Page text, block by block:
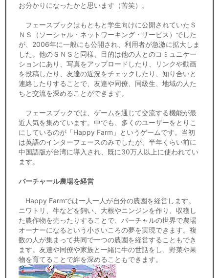
お分かりになったかと思います（苦笑）。
フェースブックはもともと学生向けに公開されていたＳ
ＮＳ（ソーシャル・ネットワーキング・サービス）でした
が、2006年に一般にも公開され、利用者が急激に拡大しま
した。他のＳＮＳと同様、目的は他の人とのコミュニケー
ションにあり、写真をアップロードしたり、リンクや動画
を投稿したり、友達の近況をチェックしたり、知り合いと
連絡したりすることで、友達や同僚、同級生、地域の人た
ちと交流を深めることができます。
フェースブックでは、ゲームを通じて交流する機能が最
近人気を集めています。中でも、多くのユーザーをとりこ
にしているのが「Happy Farm」というゲームです。当初
は英語のインターフェースのみでしたが、半年くらい前に
中国語版が台湾に導入され、既に30万人以上に使われてい
ます。
バーチャール農場を経営
Happy Farmでは一人一人が自分の農園を経営します。
ニワトリ、牛などを飼い、大根やニンジンを作り、収穫し
た農作物を売ったりすることで、バーチャルの世界で農場
オーナーになるという小さいころの夢を実現できます。複
数の人が集まって共同で一つの農園を経営することもでき
ます。友達や同僚や家族と一緒に牛の世話をし、野菜や果
物を育てることで絆を深めることもできます。